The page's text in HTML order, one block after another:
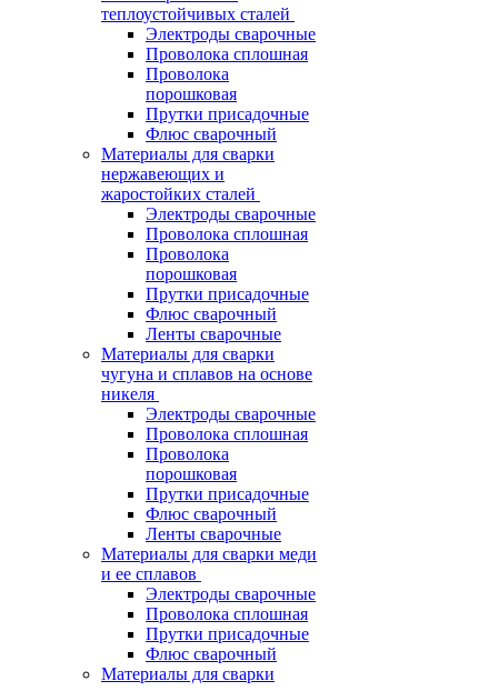
теплоустойчивых сталей
Электроды сварочные
Проволока сплошная
Проволока
порошковая
Прутки присадочные
Флюс сварочный
Материалы для сварки
нержавеющих и
жаростойких сталей
Электроды сварочные
Проволока сплошная
Проволока
порошковая
Прутки присадочные
Флюс сварочный
Ленты сварочные
Материалы для сварки
чугуна и сплавов на основе
никеля
Электроды сварочные
Проволока сплошная
Проволока
порошковая
Прутки присадочные
Флюс сварочный
Ленты сварочные
Материалы для сварки меди
и ее сплавов
Электроды сварочные
Проволока сплошная
Прутки присадочные
Флюс сварочный
Материалы для сварки